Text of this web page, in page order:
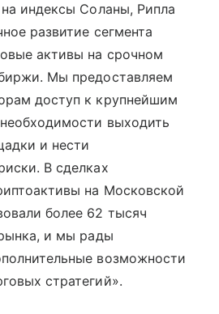
индексы Соланы, Рипла
развитие сегмента
активы на срочном
Мы предоставляем
доступ к крупнейшим
выходить
и нести
В сделках
на Московской
более 62 тысяч
и мы рады
возможности
стратегий».